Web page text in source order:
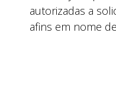
autorizadas a
afins em nome